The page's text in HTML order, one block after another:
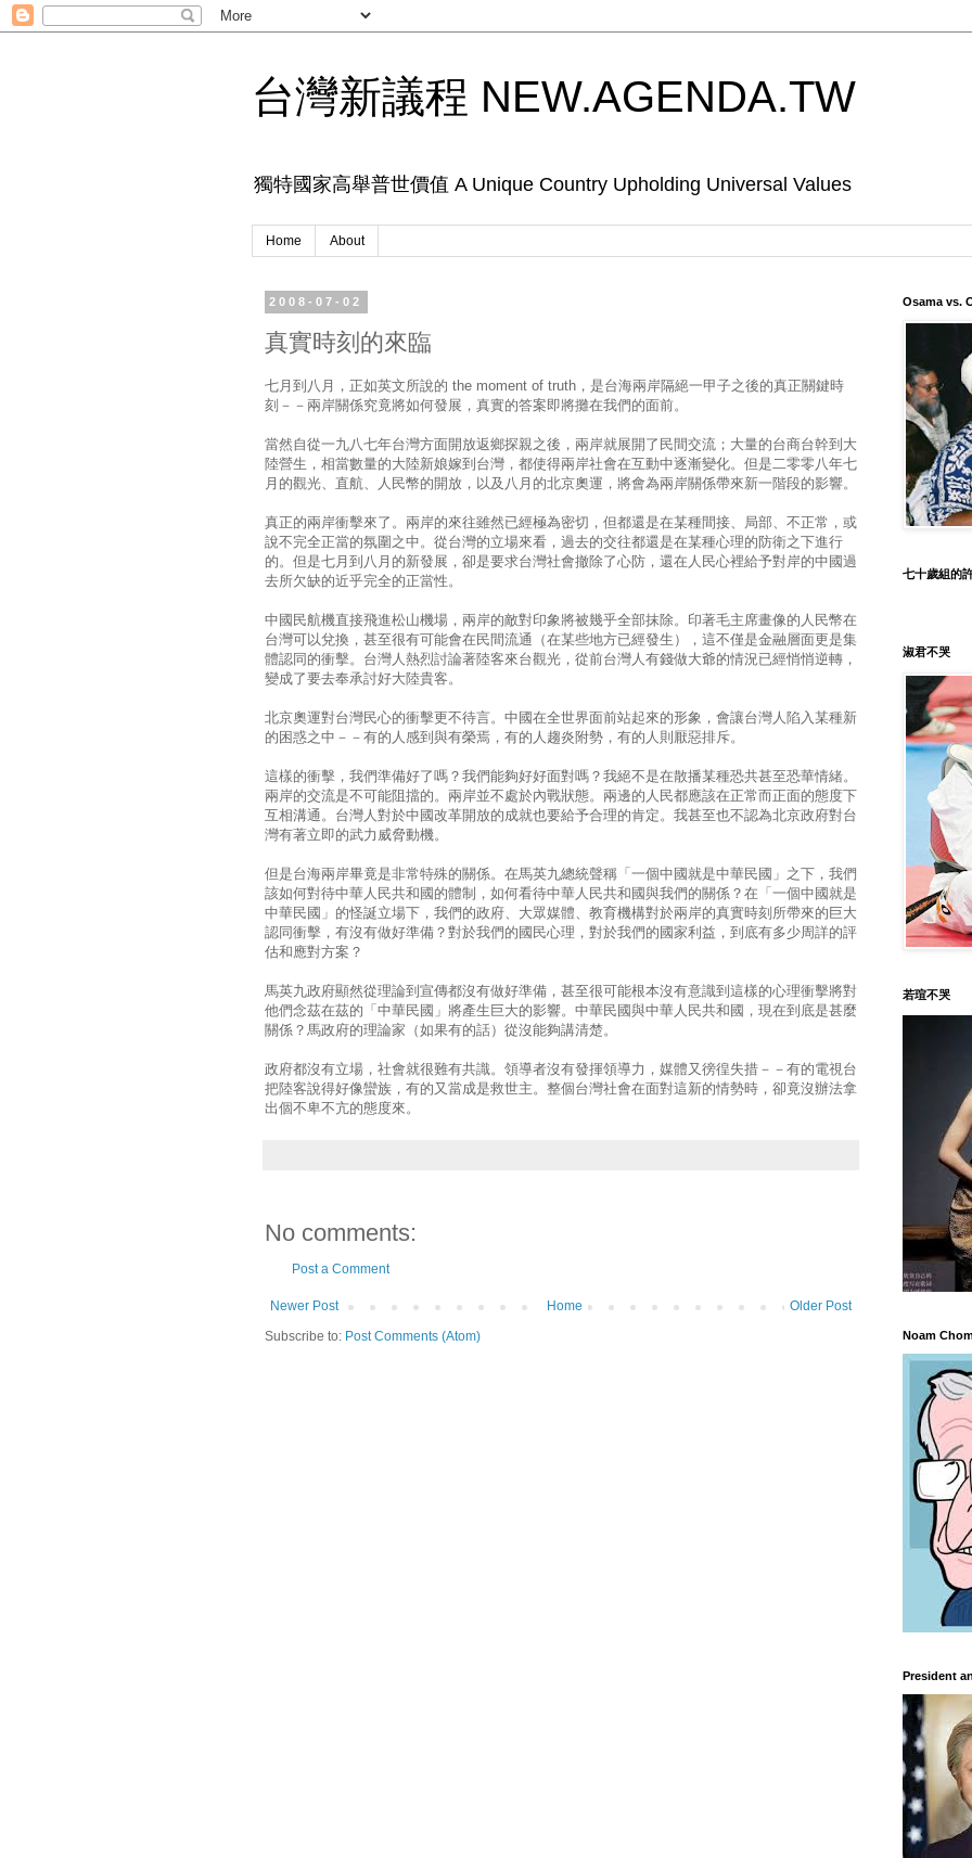
台灣新議程 NEW.AGENDA.TW
獨特國家高舉普世價值 A Unique Country Upholding Universal Values
Home About
2008-07-02
真實時刻的來臨
七月到八月，正如英文所說的 the moment of truth，是台海兩岸隔絕一甲子之後的真正關鍵時
刻－－兩岸關係究竟將如何發展，真實的答案即將攤在我們的面前。
當然自從一九八七年台灣方面開放返鄉探親之後，兩岸就展開了民間交流；大量的台商台幹到大
陸營生，相當數量的大陸新娘嫁到台灣，都使得兩岸社會在互動中逐漸變化。但是二零零八年七
月的觀光、直航、人民幣的開放，以及八月的北京奧運，將會為兩岸關係帶來新一階段的影響。
真正的兩岸衝擊來了。兩岸的來往雖然已經極為密切，但都還是在某種間接、局部、不正常，或
說不完全正當的氛圍之中。從台灣的立場來看，過去的交往都還是在某種心理的防衛之下進行
的。但是七月到八月的新發展，卻是要求台灣社會撤除了心防，還在人民心裡給予對岸的中國過
去所欠缺的近乎完全的正當性。
中國民航機直接飛進松山機場，兩岸的敵對印象將被幾乎全部抹除。印著毛主席畫像的人民幣在
台灣可以兌換，甚至很有可能會在民間流通（在某些地方已經發生），這不僅是金融層面更是集
體認同的衝擊。台灣人熱烈討論著陸客來台觀光，從前台灣人有錢做大爺的情況已經悄悄逆轉，
變成了要去奉承討好大陸貴客。
北京奧運對台灣民心的衝擊更不待言。中國在全世界面前站起來的形象，會讓台灣人陷入某種新
的困惑之中－－有的人感到與有榮焉，有的人趨炎附勢，有的人則厭惡排斥。
這樣的衝擊，我們準備好了嗎？我們能夠好好面對嗎？我絕不是在散播某種恐共甚至恐華情緒。
兩岸的交流是不可能阻擋的。兩岸並不處於內戰狀態。兩邊的人民都應該在正常而正面的態度下
互相溝通。台灣人對於中國改革開放的成就也要給予合理的肯定。我甚至也不認為北京政府對台
灣有著立即的武力威脅動機。
但是台海兩岸畢竟是非常特殊的關係。在馬英九總統聲稱「一個中國就是中華民國」之下，我們
該如何對待中華人民共和國的體制，如何看待中華人民共和國與我們的關係？在「一個中國就是
中華民國」的怪誕立場下，我們的政府、大眾媒體、教育機構對於兩岸的真實時刻所帶來的巨大
認同衝擊，有沒有做好準備？對於我們的國民心理，對於我們的國家利益，到底有多少周詳的評
估和應對方案？
馬英九政府顯然從理論到宣傳都沒有做好準備，甚至很可能根本沒有意識到這樣的心理衝擊將對
他們念茲在茲的「中華民國」將產生巨大的影響。中華民國與中華人民共和國，現在到底是甚麼
關係？馬政府的理論家（如果有的話）從沒能夠講清楚。
政府都沒有立場，社會就很難有共識。領導者沒有發揮領導力，媒體又徬徨失措－－有的電視台
把陸客說得好像蠻族，有的又當成是救世主。整個台灣社會在面對這新的情勢時，卻竟沒辦法拿
出個不卑不亢的態度來。
No comments:
Post a Comment
Newer Post Older Post
Home
Subscribe to: Post Comments (Atom)
Osama vs.
七十歲組的
淑君不哭
若瑄不哭
Noam
President